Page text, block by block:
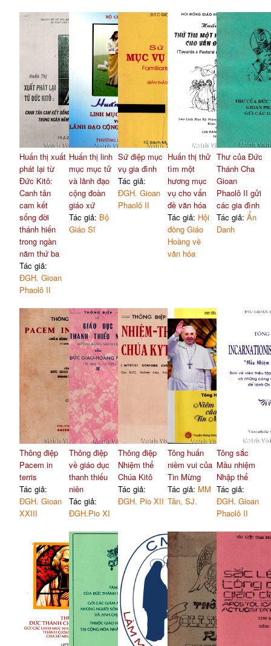
Huấn thị xuất
phát lại từ
Đức Kitô:
Canh tân
cam kết
sống đời
thánh hiến
trong ngàn
năm thứ ba
Tác giả:
ĐGH. Gioan
Phaolô II
Huấn thị linh
mục mục tử
và lãnh đạo
cộng đoàn
giáo xứ
Tác giả: Bộ
Giáo Sĩ
Sứ điệp mục
vụ gia đình
Tác giả:
ĐGH. Gioan
Phaolô II
Huấn thị thử
tìm một
hương mục
vụ cho vấn
đề văn hóa
Tác giả: Hội
đồng Giáo
Hoàng về
văn hóa
Thư của Đức
Thánh Cha
Gioan
Phaolô II gửi
các gia đình
Tác giả:Ẩn
Danh
Thông điệp
Pacem in
terris
Tác giả:
ĐGH. Gioan
XXIII
Thông điệp
về giáo dục
thanh thiếu
niên
Tác giả:
ĐGH.Pio XI
Thông điệp
Nhiệm thể
Chúa Kitô
Tác giả:
ĐGH. Pio XII
Tông huấn
niềm vui của
Tin Mừng
Tác giả: MM
Tân, SJ.
Tông sắc
Mầu nhiệm
Nhập thể
Tác giả:
ĐGH. Gioan
Phaolô II